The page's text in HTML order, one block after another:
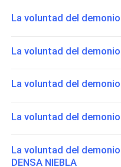
La voluntad del
La voluntad del
La voluntad del
La voluntad del
La voluntad del
DENSA NIEBLA